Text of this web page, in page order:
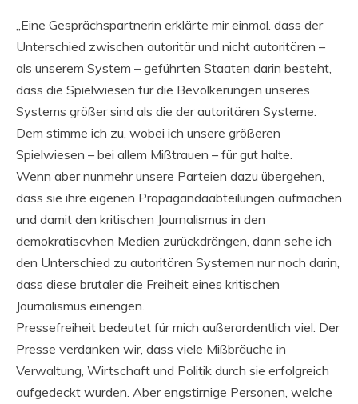
„Eine Gesprächspartnerin erklärte mir einmal. dass der
Unterschied zwischen autoritär und nicht autoritären –
als unserem System – geführten Staaten darin besteht,
dass die Spielwiesen für die Bevölkerungen unseres
Systems größer sind als die der autoritären Systeme.
Dem stimme ich zu, wobei ich unsere größeren
Spielwiesen – bei allem Mißtrauen – für gut halte.
Wenn aber nunmehr unsere Parteien dazu übergehen,
dass sie ihre eigenen Propagandaabteilungen aufmachen
und damit den kritischen Journalismus in den
demokratiscvhen Medien zurückdrängen, dann sehe ich
den Unterschied zu autoritären Systemen nur noch darin,
dass diese brutaler die Freiheit eines kritischen
Journalismus einengen.
Pressefreiheit bedeutet für mich außerordentlich viel. Der
Presse verdanken wir, dass viele Mißbräuche in
Verwaltung, Wirtschaft und Politik durch sie erfolgreich
aufgedeckt wurden. Aber engstirnige Personen, welche